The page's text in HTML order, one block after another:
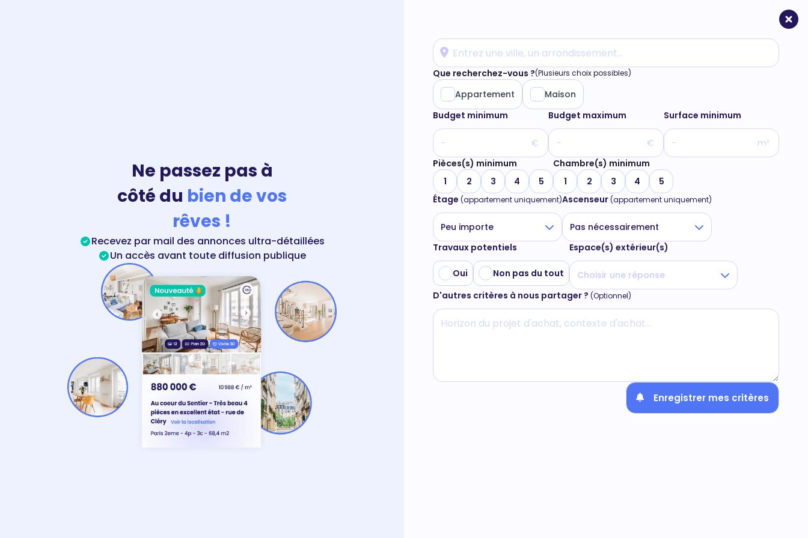
Ne passez pas à
côté du bien de vos
rêves !
Recevez par mail des annonces ultra-détaillées
Un accès avant toute diffusion publique
Que recherchez-vous ?(Plusieurs choix possibles)
Appartement
Maison
Budget minimum
€
Budget maximum
€
Surface minimum
m²
Pièces(s) minimum
1
2 3 4 5
Chambre(s) minimum
1
2 3 4
5
Étage (appartement uniquement)
Peu importe
Ascenseur(appartement uniquement)
Pas nécessairement
Travaux potentiels
Oui Non pas du tout
Espace(s) extérieur(s)
Choisir une réponse
D'autres critères à nous partager ? (Optionnel)
Enregistrer mes critères